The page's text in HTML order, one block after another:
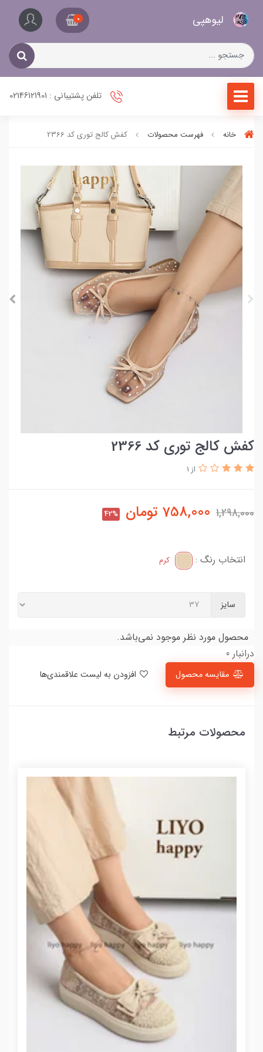
لیو‌هپی 0
تلفن پشتیبانی : 02146121901
خانه فهرست محصولات کفش کالج توری کد 2366
کفش کالج توری کد 2366
از 1
1,298,000
758,000 تومان 42%
انتخاب رنگ : کرم
سایز
محصول مورد نظر موجود نمی‌باشد.
درانبار 0
مقایسه محصول
محصولات مرتبط